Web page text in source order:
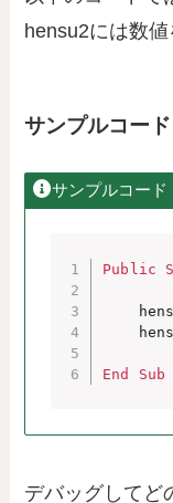
hensu2には数値
サンプルコード
サンプルコード
Public
End Sub
デバッグしてど